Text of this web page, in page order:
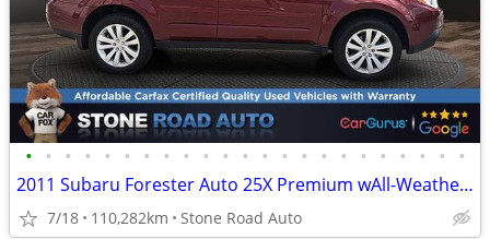
• • • • • • • • • • • • • • • • • • • • • • •
2011 Subaru Forester Auto 25X Premium wAll-Weather Pkg
7/18 110,282km Stone Road Auto